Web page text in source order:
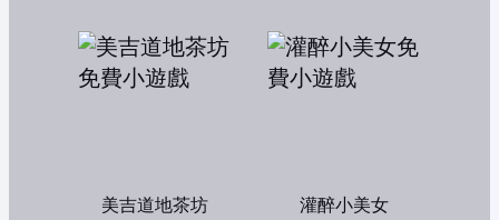
美吉道地茶坊 灌醉小美女